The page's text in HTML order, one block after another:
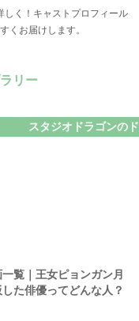
しく！キャストプロフィール
くお届けします。
リー
スタジオドラゴンの
覧｜王女ピョンガン月
た俳優ってどんな人？